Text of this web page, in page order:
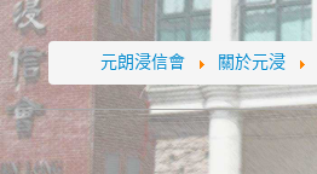
元朗浸信會 關於元浸